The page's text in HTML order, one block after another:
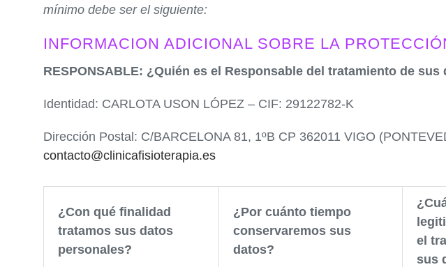
mínimo debe ser el siguiente:
INFORMACION ADICIONAL SOBRE LA
RESPONSABLE: ¿Quién es el Responsable del tratamiento de sus
Identidad: CARLOTA USON LÓPEZ – CIF: 29122782-K
Dirección Postal: C/BARCELONA 81, 1ºB CP 362011 VIGO
contacto@clinicafisioterapia.es
¿Con qué finalidad
tratamos sus datos
personales?
¿Por cuánto tiempo
conservaremos sus
datos?
el
sus